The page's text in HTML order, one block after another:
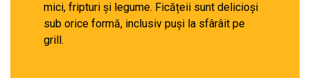
mici, fripturi și legume. Ficățeii sunt delicioși
sub orice formă, inclusiv puși la sfârâit pe
grill.